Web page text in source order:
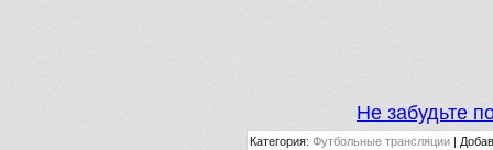
Не забудьте
Категория: Футбольные трансляции